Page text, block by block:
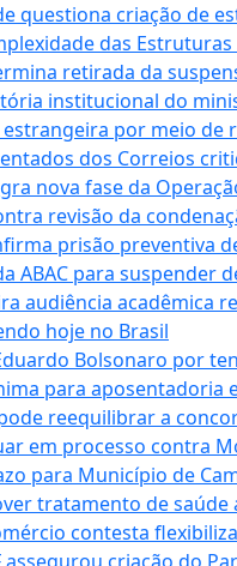
questiona criação de
das
retirada da
institucional do
por meio
dos Correios
nova fase da
revisão da
prisão preventiva
ABAC para suspender
audiência acadêmica
hoje no Brasil
Bolsonaro por
para aposentadoria
reequilibrar a
em processo contra
para Município de
tratamento de
contesta